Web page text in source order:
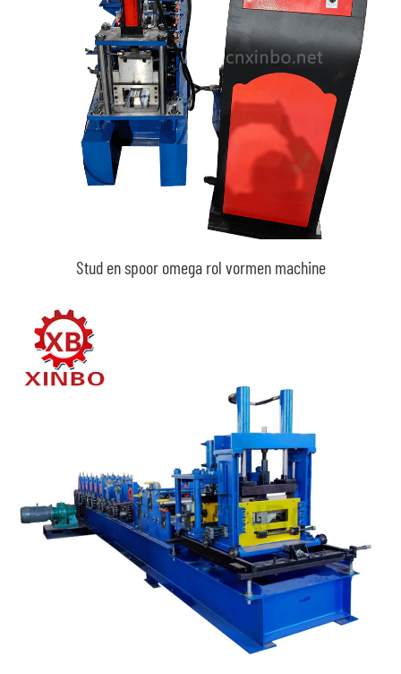
Stud en spoor omega rol vormen machine